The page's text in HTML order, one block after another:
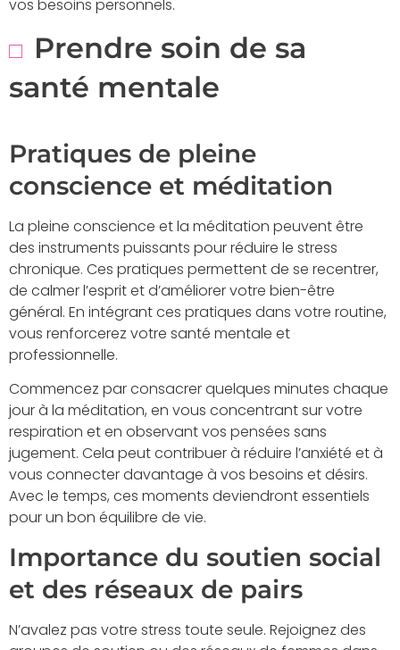
vos besoins personnels.
Prendre soin de sa
santé mentale
Pratiques de pleine
conscience et méditation
La pleine conscience et la méditation peuvent être
des instruments puissants pour réduire le stress
chronique. Ces pratiques permettent de se recentrer,
de calmer l’esprit et d’améliorer votre bien-être
général. En intégrant ces pratiques dans votre routine,
vous renforcerez votre santé mentale et
professionnelle.
Commencez par consacrer quelques minutes chaque
jour à la méditation, en vous concentrant sur votre
respiration et en observant vos pensées sans
jugement. Cela peut contribuer à réduire l’anxiété et à
vous connecter davantage à vos besoins et désirs.
Avec le temps, ces moments deviendront essentiels
pour un bon équilibre de vie.
Importance du soutien social
et des réseaux de pairs
N’avalez pas votre stress toute seule. Rejoignez des